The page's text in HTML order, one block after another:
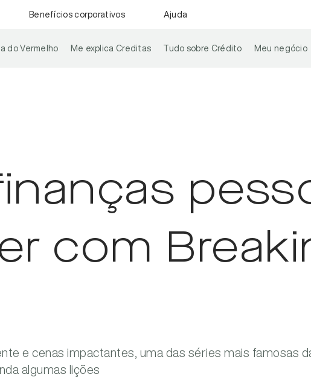
Benefícios corporativos Ajuda
do Vermelho Me explica Creditas Tudo sobre Crédito Meu negócio
com
e cenas impactantes, uma das séries mais famosas
algumas lições